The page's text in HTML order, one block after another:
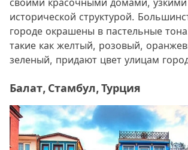
исторической структурой.
городе окрашены в пастельные
такие как желтый, розовый,
зеленый, придают цвет улицам
Балат, Стамбул, Турция